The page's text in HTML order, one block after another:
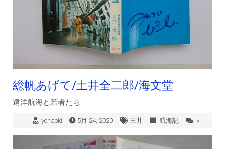
総帆あげて/土井全二郎/海文堂
遠洋航海と若者たち
yohaoki 5月 24, 2020 三井 航海記 »